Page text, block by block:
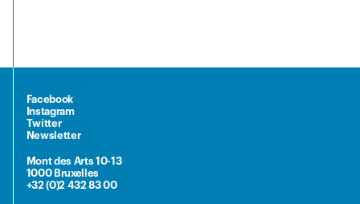
Facebook
Instagram
Twitter
Newsletter
Mont des Arts 10-13
1000 Bruxelles
+32 (0)2 432 83 00